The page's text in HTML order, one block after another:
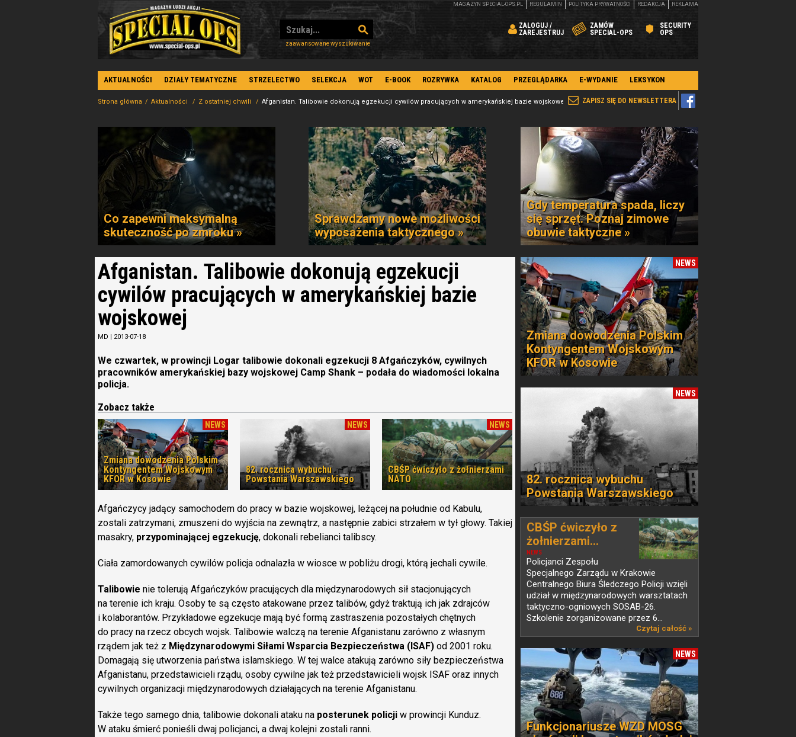
zaawansowane wyszukiwanie
ZALOGUJ /
ZAREJESTRUJ
ZAMÓW
SPECIAL-OPS
SECURITY
OPS
MAGAZYN SPECIAL-OPS.PL REGULAMIN POLITYKA PRYWATNOŚCI REDAKCJA REKLAMA
AKTUALNOŚCI DZIAŁY TEMATYCZNE STRZELECTWO SELEKCJA WOT E-BOOK ROZRYWKA KATALOG PRZEGLĄDARKA E-WYDANIE LEKSYKON
ZAPISZ SIĘ DO NEWSLETTERA
Strona główna Aktualności Z ostatniej chwili Afganistan. Talibowie dokonują egzekucji cywilów pracujących w amerykańskiej bazie wojskowej
Co zapewni maksymalną
skuteczność po zmroku »
Sprawdzamy nowe możliwości
wyposażenia taktycznego »
Gdy temperatura spada, liczy
się sprzęt. Poznaj zimowe
obuwie taktyczne »
Afganistan. Talibowie dokonują egzekucji
cywilów pracujących w amerykańskiej bazie
wojskowej
MD | 2013-07-18
We czwartek, w prowincji Logar talibowie dokonali egzekucji 8 Afgańczyków, cywilnych
pracowników amerykańskiej bazy wojskowej Camp Shank – podała do wiadomości lokalna
policja.
Zobacz także
NEWS
Zmiana dowodzenia Polskim
Kontyngentem Wojskowym
KFOR w Kosowie
NEWS
82. rocznica wybuchu
Powstania Warszawskiego
NEWS
CBŚP ćwiczyło z żołnierzami
NATO
Afgańczycy jadący samochodem do pracy w bazie wojskowej, leżącej na południe od Kabulu,
zostali zatrzymani, zmuszeni do wyjścia na zewnątrz, a następnie zabici strzałem w tył głowy. Takiej
masakry, przypominającej egzekucję, dokonali rebelianci talibscy.
Ciała zamordowanych cywilów policja odnalazła w wiosce w pobliżu drogi, którą jechali cywile.
Talibowie nie tolerują Afgańczyków pracujących dla międzynarodowych sił stacjonujących
na terenie ich kraju. Osoby te są często atakowane przez talibów, gdyż traktują ich jak zdrajców
i kolaborantów. Przykładowe egzekucje mają być formą zastraszenia pozostałych chętnych
do pracy na rzecz obcych wojsk. Talibowie walczą na terenie Afganistanu zarówno z własnym
rządem jak też z Międzynarodowymi Siłami Wsparcia Bezpieczeństwa (ISAF) od 2001 roku.
Domagają się utworzenia państwa islamskiego. W tej walce atakują zarówno siły bezpieczeństwa
Afganistanu, przedstawicieli rządu, osoby cywilne jak też przedstawicieli wojsk ISAF oraz innych
cywilnych organizacji międzynarodowych działających na terenie Afganistanu.
Także tego samego dnia, talibowie dokonali ataku na posterunek policji w prowincji Kunduz.
W ataku śmierć ponieśli dwaj policjanci, a dwaj kolejni zostali ranni.
NEWS
Zmiana dowodzenia Polskim
Kontyngentem Wojskowym
KFOR w Kosowie
NEWS
82. rocznica wybuchu
Powstania Warszawskiego
NEWS
CBŚP ćwiczyło z
żołnierzami...
Policjanci Zespołu
Specjalnego Zarządu w Krakowie
Centralnego Biura Śledczego Policji wzięli
udział w międzynarodowych warsztatach
taktyczno-ogniowych SOSAB-26.
Szkolenie zorganizowane przez 6...
Czytaj całość »
NEWS
Funkcjonariusze WZD MOSG